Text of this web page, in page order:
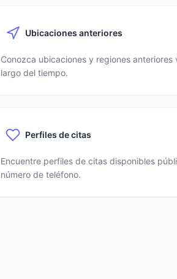
Ubicaciones anteriores
Conozca ubicaciones y regiones
largo del tiempo.
Perfiles de citas
Encuentre perfiles de citas disponibles
número de teléfono.